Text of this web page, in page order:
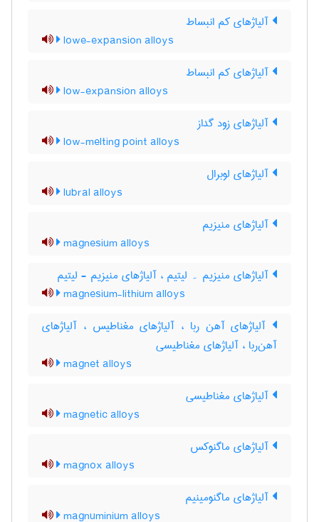
آلیاژهای کم انبساط
lowe-expansion alloys
آلیاژهای کم انبساط
low-expansion alloys
آلیاژهای زود گداز
low-melting point alloys
آلیاژهای لوبرال
lubral alloys
آلیاژهای منیزیم
magnesium alloys
آلیاژهای منیزیم ۔ لیتیم ، آلیاژهای منیزیم - لیتیم
magnesium-lithium alloys
آلیاژهای آهن ربا ، آلیاژهای مغناطیس ، آلیاژهای
آهن‌ربا ، آلیاژهای مغناطیسی
magnet alloys
آلیاژهای مغناطیسی
magnetic alloys
آلیاژهای ماگنوکس
magnox alloys
آلیاژهای ماگنومینیم
magnuminium alloys